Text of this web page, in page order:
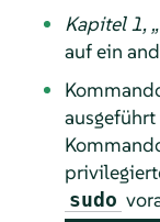
Kapitel 1, „
auf ein
sudo